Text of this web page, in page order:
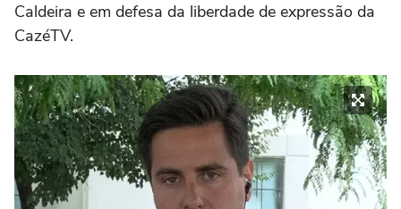
Caldeira e em defesa da liberdade de expressão da
CazéTV.